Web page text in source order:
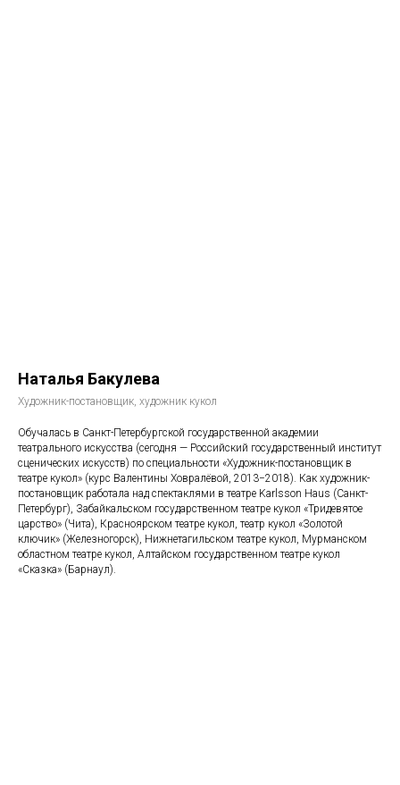
Наталья Бакулева
Художник-постановщик, художник кукол
Обучалась в Санкт-Петербургской государственной академии
театрального искусства (сегодня — Российский государственный институт
сценических искусств) по специальности «Художник-постановщик в
театре кукол» (курс Валентины Ховралёвой, 2013−2018). Как художник-
постановщик работала над спектаклями в театре Karlsson Haus (Санкт-
Петербург), Забайкальском государственном театре кукол «Тридевятое
царство» (Чита), Красноярском театре кукол, театр кукол «Золотой
ключик» (Железногорск), Нижнетагильском театре кукол, Мурманском
областном театре кукол, Алтайском государственном театре кукол
«Сказка» (Барнаул).